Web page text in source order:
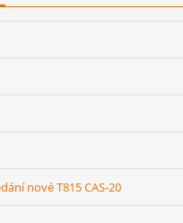
nové T815 CAS-20